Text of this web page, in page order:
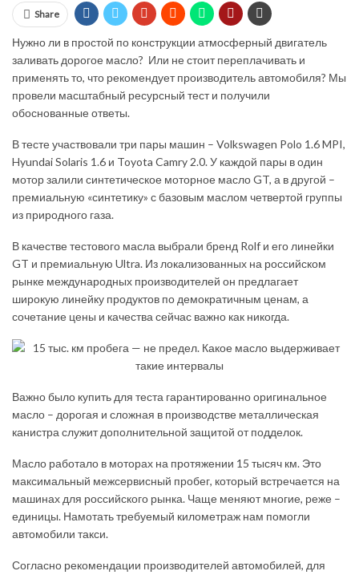
Share
Нужно ли в простой по конструкции атмосферный двигатель
заливать дорогое масло? ­ Или не стоит переплачивать и
применять то, что рекомендует производитель автомобиля? Мы
провели масштабный ресурсный тест и получили
обоснованные ответы.
В тесте участвовали три пары машин – Volkswagen Polo 1.6 MPI,
Hyundai Solaris 1.6 и Toyota Camry 2.0. У каждой пары в один
мотор залили синтетическое моторное масло GT, а в другой –
премиальную «синтетику» с базовым маслом четвертой группы
из природного газа.
В качестве тестового масла выбрали бренд Rolf и его линейки
GT и премиальную Ultra. Из локализованных на российском
рынке международных производителей он предлагает
широкую линейку продуктов по демократичным ценам, а
сочетание цены и качества сейчас важно как никогда.
Важно было купить для теста гарантированно оригинальное
масло – дорогая и сложная в производстве металлическая
канистра служит дополнительной защитой от подделок.
Масло работало в моторах на протяжении 15 тысяч км. Это
максимальный межсервисный пробег, который встречается на
машинах для российского рынка. Чаще меняют многие, реже –
единицы. Намотать требуемый километраж нам помогли
автомобили такси.
Согласно рекомендации производителей автомобилей, для